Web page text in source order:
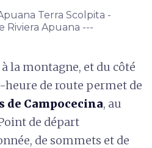
Terra Scolpita -
Riviera Apuana ---
la montagne, et du côté
heure de route permet de
de Campocecina, au
de départ
de sommets et de